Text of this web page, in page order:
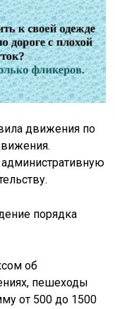
движения по
порядка
об
пешеходы
от 500 до 1500